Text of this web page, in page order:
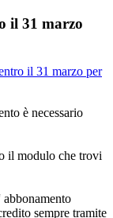
il 31 marzo
il 31 marzo per
è necessario
il modulo che trovi
sempre tramite